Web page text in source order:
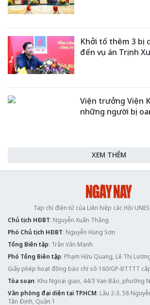
Khởi tố thêm 3 bị
đến vụ án Trịnh
Viện trưởng Viện
những người bị
XEM THÊM
Tạp chí điện tử của Liên hiệp các Hội
Chủ tịch HĐBT: Nguyễn Xuân Thắng
Phó Chủ tịch HĐBT: Nguyễn Hùng Sơn
Tổng Biên tập: Trần Văn Mạnh
Phó Tổng Biên tập: Phạm Hữu Quang, Lê Thị
Giấy phép hoạt động báo chí số 160/GP-BTTTT
Tòa soạn: Khu Ngoại giao, 44/3 Vạn Bảo, phường
Văn phòng đại diện tại TP.HCM: Lầu 2-3, 58
Tân Định, Quận 1